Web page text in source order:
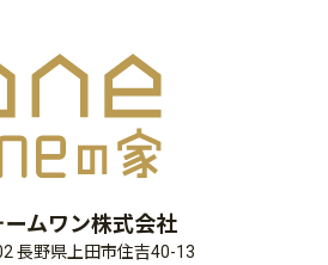
ームワン株式会社
長野県上田市住吉40-13